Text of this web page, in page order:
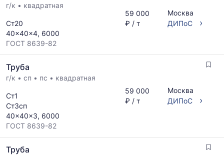
г/к • квадратная
Ст20
40x40x4, 6000
ГОСТ 8639-82
59 000
₽ / т
Москва
ДИПоС
›
Труба
г/к • сп • пс • квадратная
Ст1
Ст3сп
40x40x3, 6000
ГОСТ 8639-82
59 000
₽ / т
Москва
ДИПоС
›
Труба